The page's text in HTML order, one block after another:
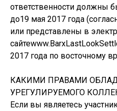
ответственности должны
до19 мая 2017 года
или представлены в
2017 года по восточному
КАКИМИ ПРАВАМИ
УРЕГУЛИРУЕМОГО
Если вы являетесь